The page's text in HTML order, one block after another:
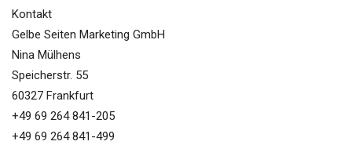
Kontakt
Gelbe Seiten Marketing GmbH
Nina Mülhens
Speicherstr. 55
60327 Frankfurt
+49 69 264 841-205
+49 69 264 841-499